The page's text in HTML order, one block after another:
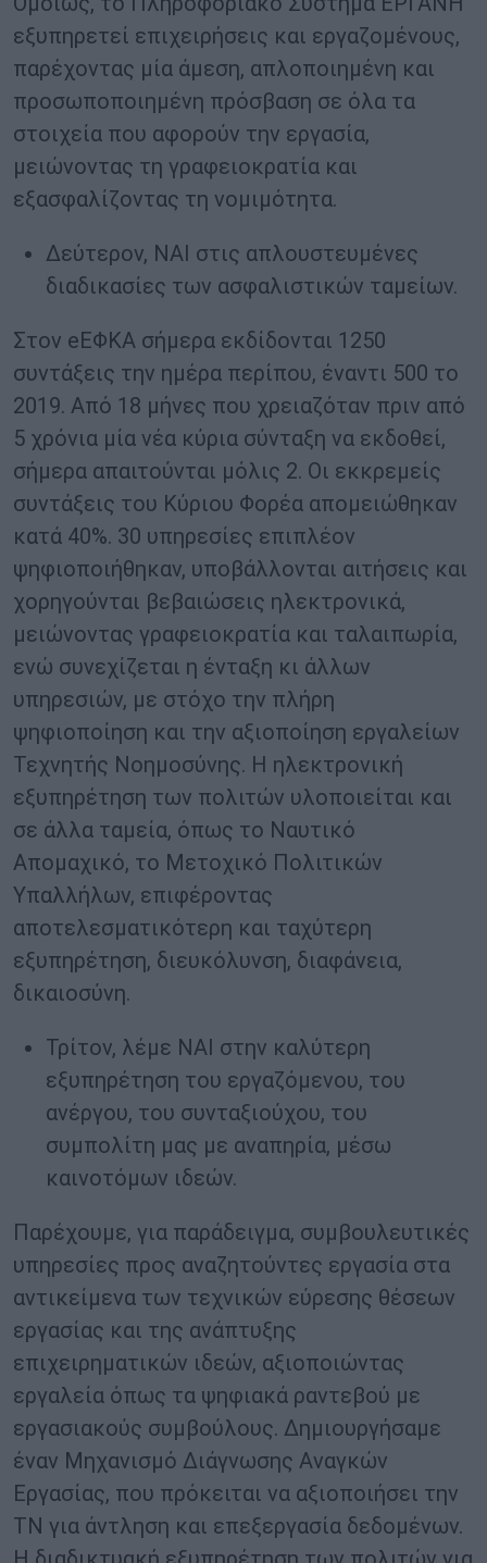
εξυπηρετεί επιχειρήσεις και εργαζομένους,
παρέχοντας μία άμεση, απλοποιημένη και
προσωποποιημένη πρόσβαση σε όλα τα
στοιχεία που αφορούν την εργασία,
μειώνοντας τη γραφειοκρατία και
εξασφαλίζοντας τη νομιμότητα.
Δεύτερον, ΝΑΙ στις απλουστευμένες
διαδικασίες των ασφαλιστικών ταμείων.
Στον eΕΦΚΑ σήμερα εκδίδονται 1250
συντάξεις την ημέρα περίπου, έναντι 500 το
2019. Από 18 μήνες που χρειαζόταν πριν από
5 χρόνια μία νέα κύρια σύνταξη να εκδοθεί,
σήμερα απαιτούνται μόλις 2. Οι εκκρεμείς
συντάξεις του Κύριου Φορέα απομειώθηκαν
κατά 40%. 30 υπηρεσίες επιπλέον
ψηφιοποιήθηκαν, υποβάλλονται αιτήσεις και
χορηγούνται βεβαιώσεις ηλεκτρονικά,
μειώνοντας γραφειοκρατία και ταλαιπωρία,
ενώ συνεχίζεται η ένταξη κι άλλων
υπηρεσιών, με στόχο την πλήρη
ψηφιοποίηση και την αξιοποίηση εργαλείων
Τεχνητής Νοημοσύνης. Η ηλεκτρονική
εξυπηρέτηση των πολιτών υλοποιείται και
σε άλλα ταμεία, όπως το Ναυτικό
Απομαχικό, το Μετοχικό Πολιτικών
Υπαλλήλων, επιφέροντας
αποτελεσματικότερη και ταχύτερη
εξυπηρέτηση, διευκόλυνση, διαφάνεια,
δικαιοσύνη.
Τρίτον, λέμε ΝΑΙ στην καλύτερη
εξυπηρέτηση του εργαζόμενου, του
ανέργου, του συνταξιούχου, του
συμπολίτη μας με αναπηρία, μέσω
καινοτόμων ιδεών.
Παρέχουμε, για παράδειγμα, συμβουλευτικές
υπηρεσίες προς αναζητούντες εργασία στα
αντικείμενα των τεχνικών εύρεσης θέσεων
εργασίας και της ανάπτυξης
επιχειρηματικών ιδεών, αξιοποιώντας
εργαλεία όπως τα ψηφιακά ραντεβού με
εργασιακούς συμβούλους. Δημιουργήσαμε
έναν Μηχανισμό Διάγνωσης Αναγκών
Εργασίας, που πρόκειται να αξιοποιήσει την
ΤΝ για άντληση και επεξεργασία δεδομένων.